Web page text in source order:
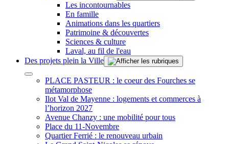
Les incontournables
En famille
Animations dans les quartiers
Patrimoine & découvertes
Sciences & culture
Laval, au fil de l'eau
Des projets plein la Ville
PLACE PASTEUR : le coeur des Fourches se
métamorphose
Ilot Val de Mayenne : logements et commerces à
l’horizon 2027
Avenue Chanzy : une mobilité pour tous
Place du 11-Novembre
Quartier Ferrié : le renouveau urbain